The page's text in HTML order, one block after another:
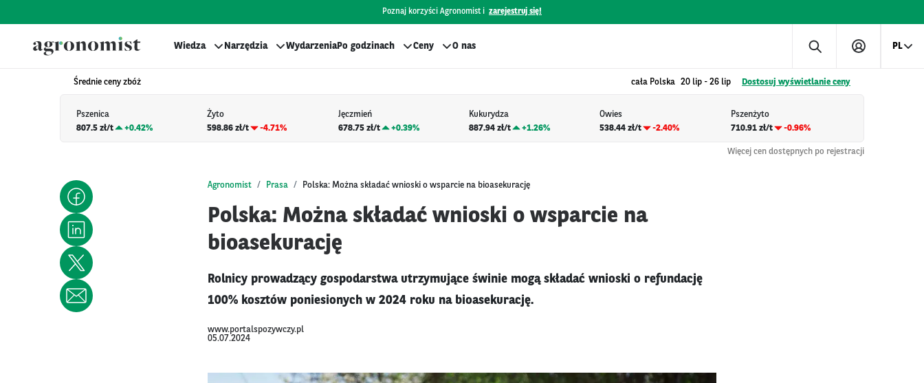
Poznaj korzyści Agronomist i zarejestruj się!
Wiedza Narzędzia WydarzeniaPo godzinach Ceny O nas PL
Średnie ceny zbóż cała Polska 20 lip - 26 lip Dostosuj wyświetlanie ceny
Pszenica
807.5 zł/t
+0.42%
Żyto
598.86 zł/t
-4.71%
Jęczmień
678.75 zł/t
+0.39%
Kukurydza
887.94 zł/t
+1.26%
Owies
538.44 zł/t
-2.40%
Pszenżyto
710.91 zł/t
-0.96%
Więcej cen dostępnych po rejestracji
Agronomist Prasa Polska: Można składać wnioski o wsparcie na bioasekurację
Polska: Można składać wnioski o wsparcie na
bioasekurację
Rolnicy prowadzący gospodarstwa utrzymujące świnie mogą składać wnioski o refundację
100% kosztów poniesionych w 2024 roku na bioasekurację.
www.portalspozywczy.pl
05.07.2024